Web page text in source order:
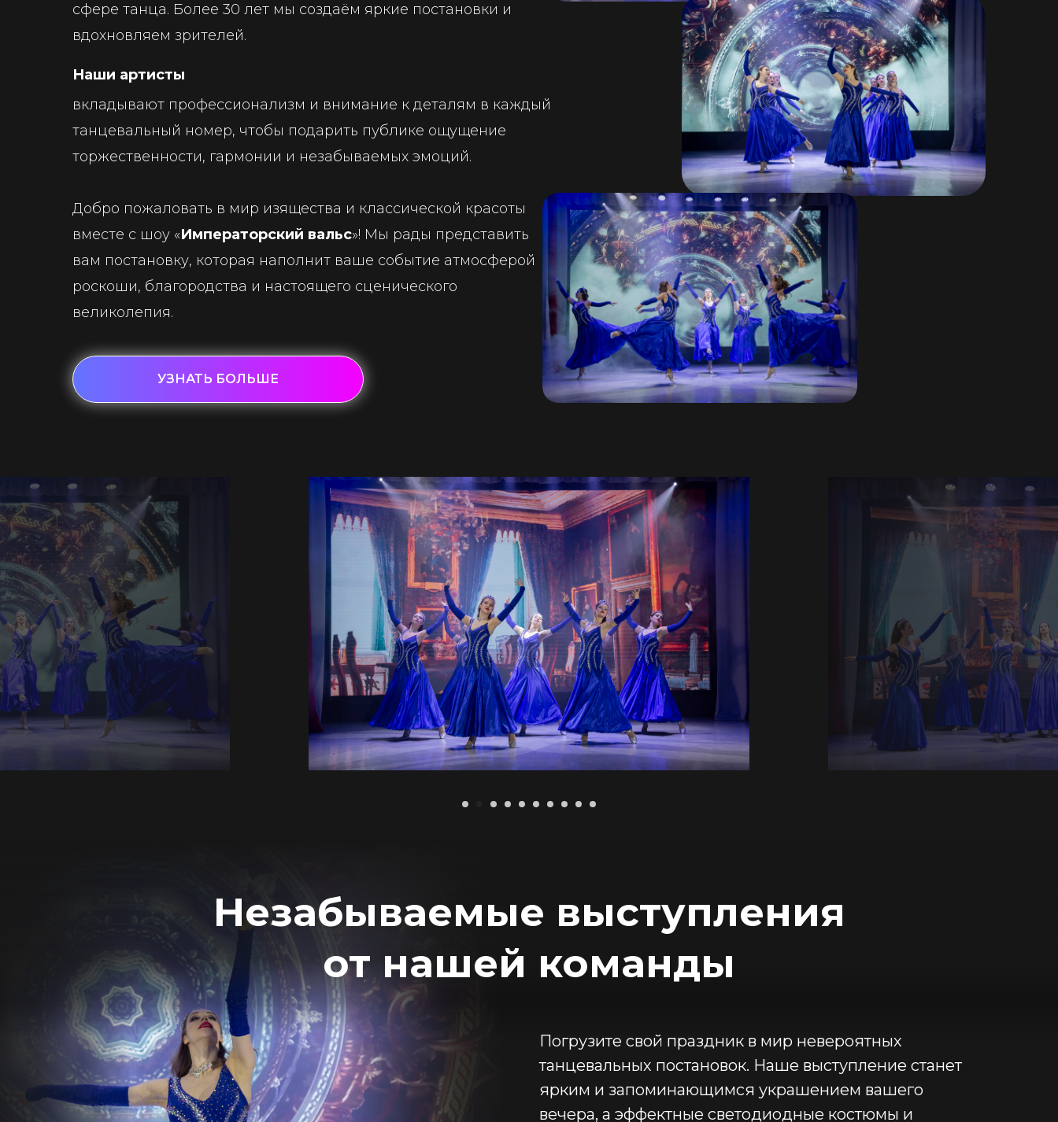
сфере танца. Более 30 лет мы создаём яркие постановки и
вдохновляем зрителей.
Наши артисты
вкладывают профессионализм и внимание к деталям в каждый
танцевальный номер, чтобы подарить публике ощущение
торжественности, гармонии и незабываемых эмоций.
Добро пожаловать в мир изящества и классической красоты
вместе с шоу «Императорский вальс»! Мы рады представить
вам постановку, которая наполнит ваше событие атмосферой
роскоши, благородства и настоящего сценического
великолепия.
УЗНАТЬ БОЛЬШЕ
Незабываемые выступления
от нашей команды
Погрузите свой праздник в мир невероятных
танцевальных постановок. Наше выступление станет
ярким и запоминающимся украшением вашего
вечера, а эффектные светодиодные костюмы и